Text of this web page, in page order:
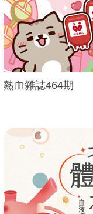
熱血雜誌464期